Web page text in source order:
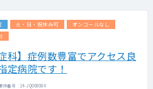
土・日・祝休み可
オンコールなし
科】症例数豊富でアクセス良
定病院です！
件番号 : 24-JQ008084